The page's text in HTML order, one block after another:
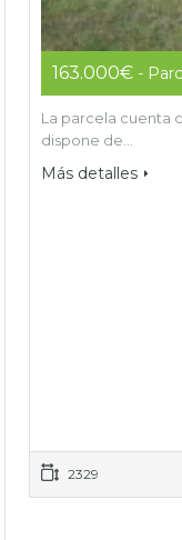
163.000€ -
La parcela cuenta
dispone de…
Más detalles
2329